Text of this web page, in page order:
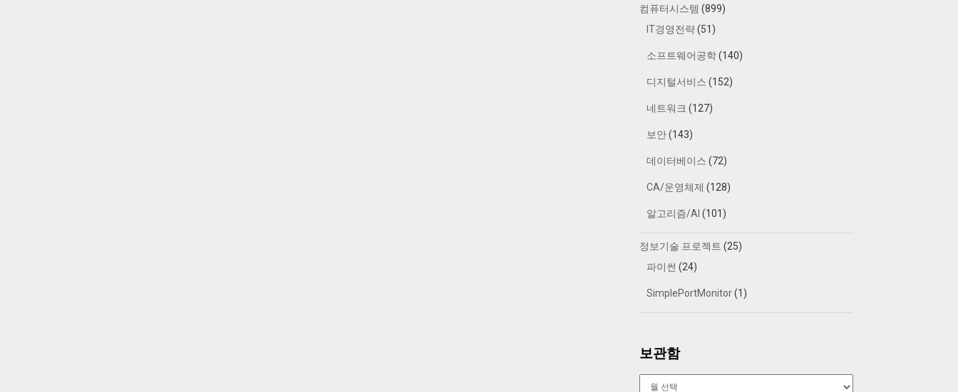
컴퓨터시스템 (899)
IT경영전략(51)
소프트웨어공학(140)
디지털서비스 (152)
네트워크 (127)
보안(143)
데이터베이스 (72)
CA/운영체제 (128)
알고리즘/AI (101)
정보기술 프로젝트 (25)
파이썬 (24)
SimplePortMonitor(1)
보관함